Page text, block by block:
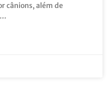
cânions, além de